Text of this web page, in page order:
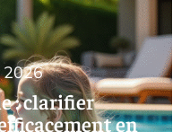
: clarifier
en